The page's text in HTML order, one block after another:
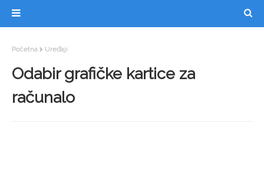
Početna Uređaji
Odabir grafičke kartice za
računalo